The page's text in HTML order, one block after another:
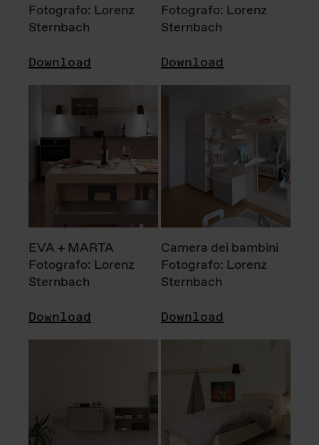
Fotografo: Lorenz
Sternbach
Download
Fotografo: Lorenz
Sternbach
Download
EVA + MARTA
Fotografo: Lorenz
Sternbach
Download
Camera dei bambini
Fotografo: Lorenz
Sternbach
Download